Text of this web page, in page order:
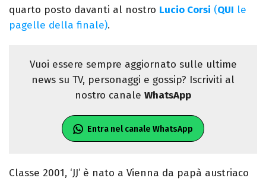
quarto posto davanti al nostro Lucio Corsi (QUI le
pagelle della finale).
Vuoi essere sempre aggiornato sulle ultime
news su TV, personaggi e gossip? Iscriviti al
nostro canale WhatsApp
Entra nel canale WhatsApp
Classe 2001, ‘JJ’ è nato a Vienna da papà austriaco